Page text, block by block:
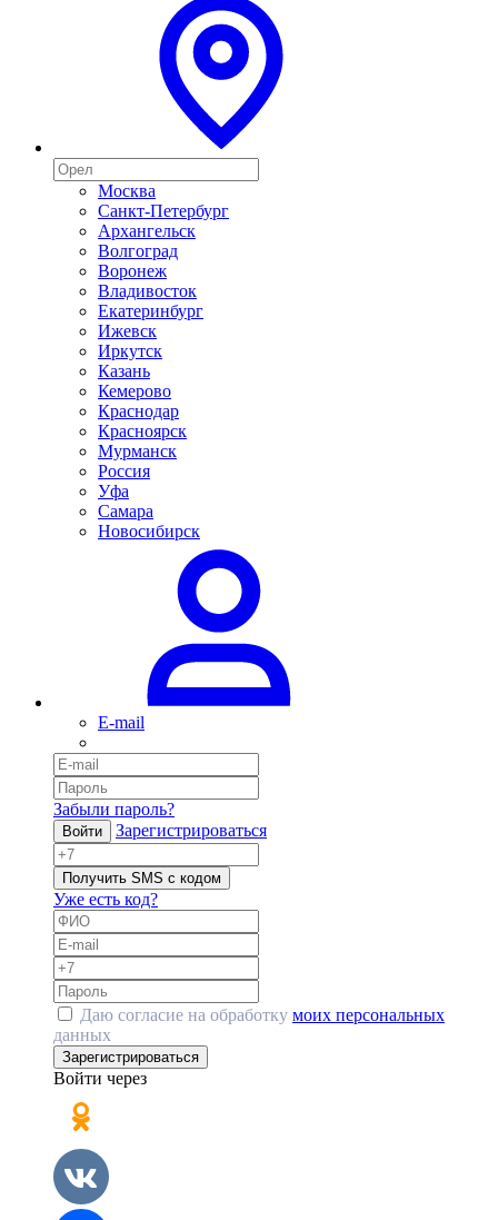
Москва
Санкт-Петербург
Архангельск
Волгоград
Воронеж
Владивосток
Екатеринбург
Ижевск
Иркутск
Казань
Кемерово
Краснодар
Красноярск
Мурманск
Россия
Уфа
Самара
Новосибирск
E-mail
Забыли пароль?
Войти Зарегистрироваться
Получить SMS с кодом
Уже есть код?
Даю согласие на обработку моих персональных
данных
Зарегистрироваться
Войти через